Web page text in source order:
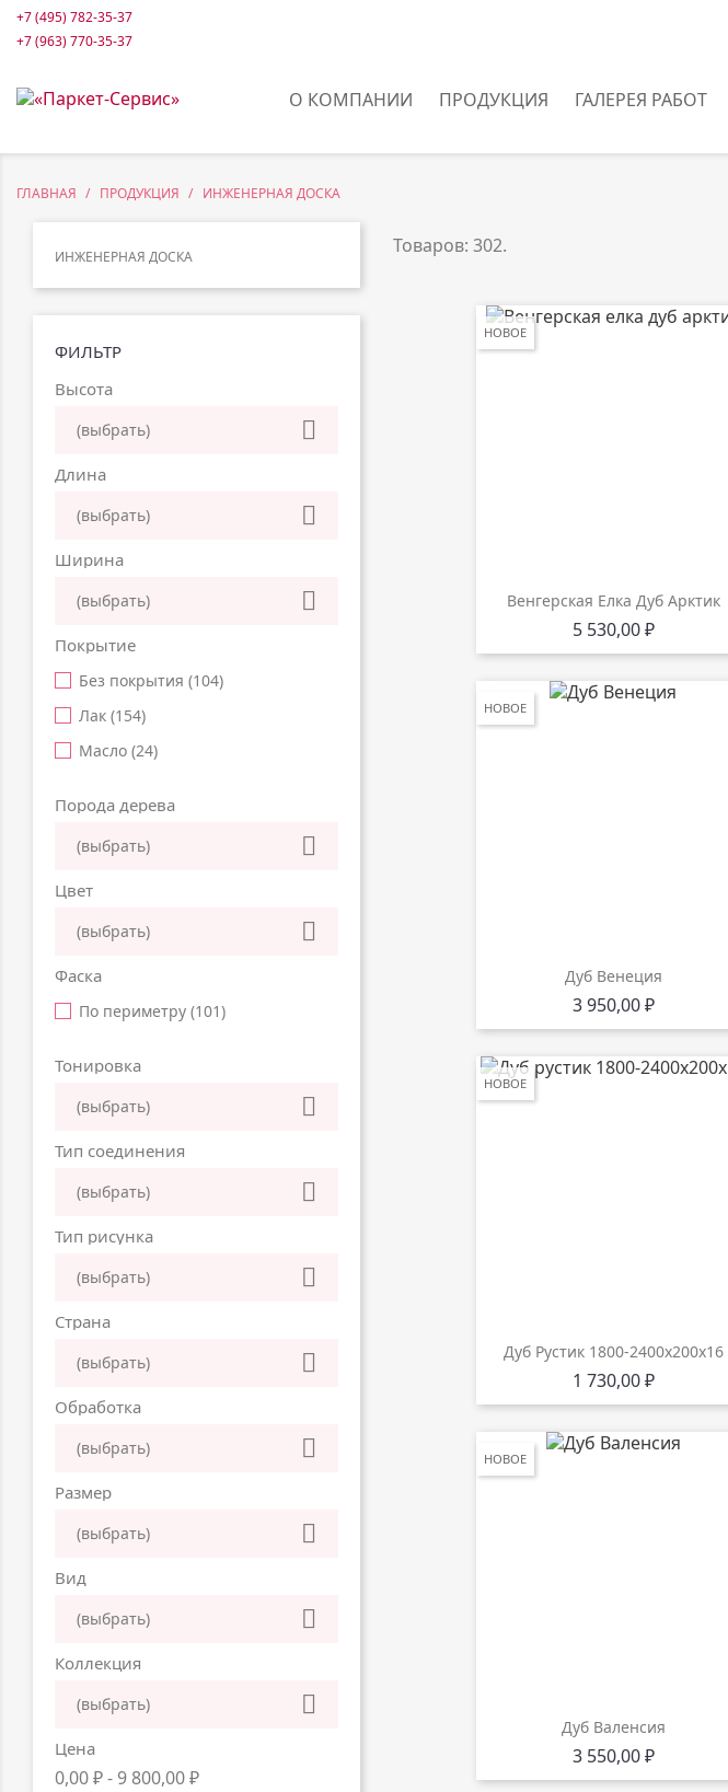
+7 (495) 782-35-37
+7 (963) 770-35-37
О КОМПАНИИ ПРОДУКЦИЯ ГАЛЕРЕЯ РАБОТ
ГЛАВНАЯ ПРОДУКЦИЯ ИНЖЕНЕРНАЯ ДОСКА
ИНЖЕНЕРНАЯ ДОСКА
ФИЛЬТР
Высота
(выбрать) 
Длина
(выбрать) 
Ширина
(выбрать) 
Покрытие
Без покрытия (104)
Лак (154)
Масло (24)
Порода дерева
(выбрать) 
Цвет
(выбрать) 
Фаска
По периметру (101)
Тонировка
(выбрать) 
Тип соединения
(выбрать) 
Тип рисунка
(выбрать) 
Страна
(выбрать) 
Обработка
(выбрать) 
Размер
(выбрать) 
Вид
(выбрать) 
Коллекция
(выбрать) 
Цена
0,00 ₽ - 9 800,00 ₽
Товаров: 302.
Венгерская Елка Дуб Арктик
Цена
5 530,00 ₽
НОВОЕ
Дуб Венеция
Цена
3 950,00 ₽
НОВОЕ
Дуб Рустик 1800-2400х200х16
Цена
1 730,00 ₽
НОВОЕ
Дуб Валенсия
Цена
3 550,00 ₽
НОВОЕ